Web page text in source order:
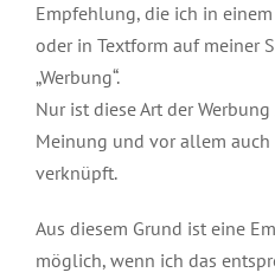
Empfehlung, die ich in
oder in Textform auf meiner
„Werbung“.
Nur ist diese Art der
Meinung und vor allem
verknüpft.
Aus diesem Grund ist eine
möglich, wenn ich das